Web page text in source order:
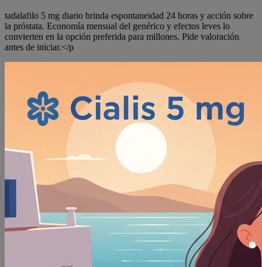
tadalafilo 5 mg diario brinda espontaneidad 24 horas y acción sobre
la próstata. Economía mensual del genérico y efectos leves lo
convierten en la opción preferida para millones. Pide valoración
antes de iniciar.</p